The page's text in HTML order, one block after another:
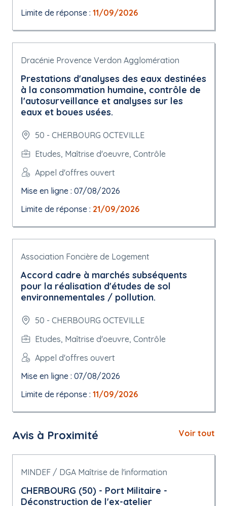
Limite de réponse : 11/09/2026
Dracénie Provence Verdon Agglomération
Prestations d'analyses des eaux destinées
à la consommation humaine, contrôle de
l'autosurveillance et analyses sur les
eaux et boues usées.
50 - CHERBOURG OCTEVILLE
Etudes, Maîtrise d'oeuvre, Contrôle
Appel d'offres ouvert
Mise en ligne : 07/08/2026
Limite de réponse : 21/09/2026
Association Foncière de Logement
Accord cadre à marchés subséquents
pour la réalisation d'études de sol
environnementales / pollution.
50 - CHERBOURG OCTEVILLE
Etudes, Maîtrise d'oeuvre, Contrôle
Appel d'offres ouvert
Mise en ligne : 07/08/2026
Limite de réponse : 11/09/2026
Avis à Proximité Voir tout
MINDEF / DGA Maîtrise de l'information
CHERBOURG (50) - Port Militaire -
Déconstruction de l'ex-atelier